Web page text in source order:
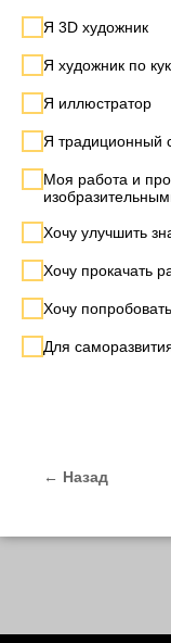
Я 3D художник
Я художник по
Я иллюстратор
Я традиционный
Моя работа и
Хочу улучшить
Хочу прокачать
Хочу
Для
← Назад